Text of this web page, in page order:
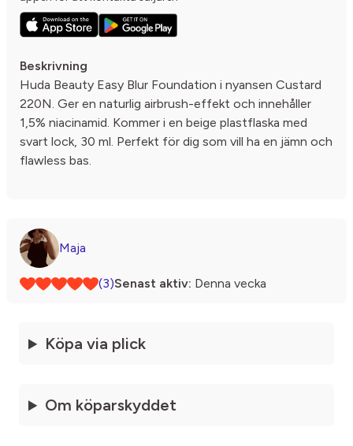
Beskrivning
Huda Beauty Easy Blur Foundation i nyansen Custard
220N. Ger en naturlig airbrush-effekt och innehåller
1,5% niacinamid. Kommer i en beige plastflaska med
svart lock, 30 ml. Perfekt för dig som vill ha en jämn och
flawless bas.
Maja
(3)Senast aktiv: Denna vecka
Köpa via plick
Om köparskyddet